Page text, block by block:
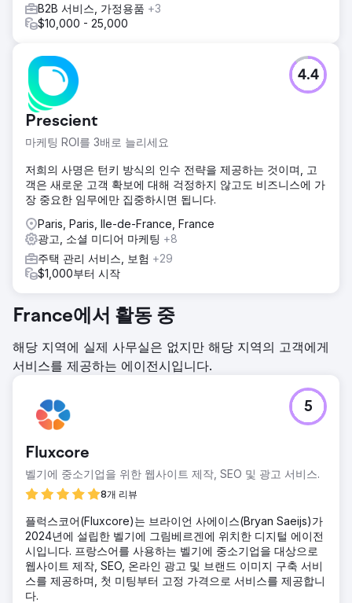
B2B 서비스, 가정용품 +3
$10,000 - 25,000
Prescient
마케팅 ROI를 3배로 늘리세요
4.4
저희의 사명은 턴키 방식의 인수 전략을 제공하는 것이며, 고
객은 새로운 고객 확보에 대해 걱정하지 않고도 비즈니스에 가
장 중요한 임무에만 집중하시면 됩니다.
Paris, Paris, Ile-de-France, France
광고, 소셜 미디어 마케팅 +8
주택 관리 서비스, 보험 +29
$1,000부터 시작
France에서 활동 중
해당 지역에 실제 사무실은 없지만 해당 지역의 고객에게
서비스를 제공하는 에이전시입니다.
Fluxcore
벨기에 중소기업을 위한 웹사이트 제작, SEO 및 광고 서비스.
8개 리뷰
5
플럭스코어(Fluxcore)는 브라이언 사에이스(Bryan Saeijs)가
2024년에 설립한 벨기에 그림베르겐에 위치한 디지털 에이전
시입니다. 프랑스어를 사용하는 벨기에 중소기업을 대상으로
웹사이트 제작, SEO, 온라인 광고 및 브랜드 이미지 구축 서비
스를 제공하며, 첫 미팅부터 고정 가격으로 서비스를 제공합니
다.